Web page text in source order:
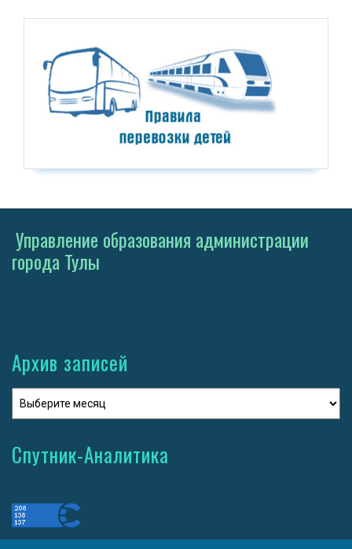
Управление образования администрации
города Тулы
Архив записей
Спутник-Аналитика